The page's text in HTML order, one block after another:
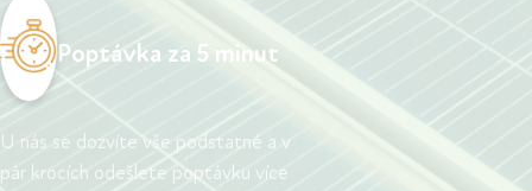
Poptávka za 5 minut
U nás se dozvíte vše podstatné a v
pár krocích odešlete poptávku více